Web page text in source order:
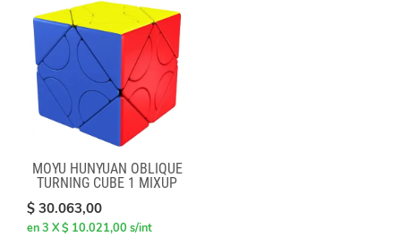
MOYU HUNYUAN OBLIQUE
TURNING CUBE 1 MIXUP
$ 30.063,00
en 3 X $ 10.021,00 s/int